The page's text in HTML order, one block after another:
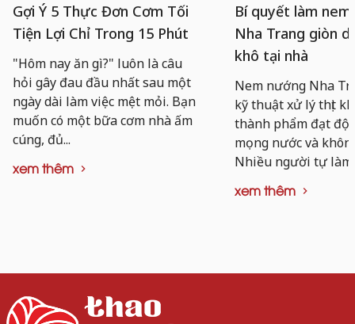
Gợi Ý 5 Thực Đơn Cơm Tối
Tiện Lợi Chỉ Trong 15 Phút
"Hôm nay ăn gì?" luôn là câu
hỏi gây đau đầu nhất sau một
ngày dài làm việc mệt mỏi. Bạn
muốn có một bữa cơm nhà ấm
cúng, đủ...
xem thêm
Bí quyết làm
Nha Trang giòn
khô tại nhà
Nem nướng Nha
kỹ thuật xử lý thịt
thành phẩm đạt độ
mọng nước và
Nhiều người tự
xem thêm